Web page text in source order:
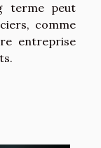
terme peut
comme
entreprise